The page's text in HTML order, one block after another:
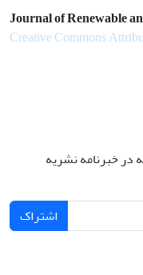
Journal of Renewable
Creative Commons
در خبرنامه نشریه
اشتراک